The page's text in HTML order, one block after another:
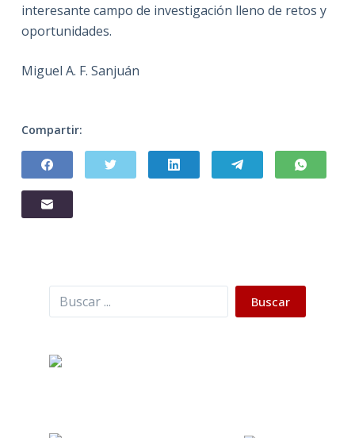
interesante campo de investigación lleno de retos y
oportunidades.
Miguel A. F. Sanjuán
Compartir:
Buscar Buscar